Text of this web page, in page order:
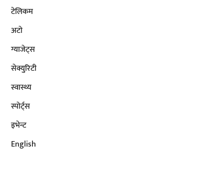
टेलिकम
अटाे
ग्याजेट्स
सेक्युरिटी
स्वास्थ्य
स्पोर्ट्स
इभेन्ट
English